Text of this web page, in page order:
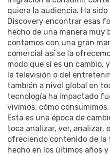
quiera la audiencia. Ha
Discovery encontrar esas
hecho de una manera
contamos con una gran
comercial así se la
modo que sí es un cambio,
la televisión o del
también a nivel global en
tecnología ha impactado
vivimos, cómo
Esta es una época de
toca analizar, ver, analizar,
ofreciendo contenido de la
hecho en los últimos años